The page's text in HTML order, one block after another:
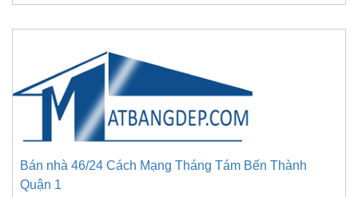
Bán nhà 46/24 Cách Mạng Tháng Tám Bến Thành
Quận 1